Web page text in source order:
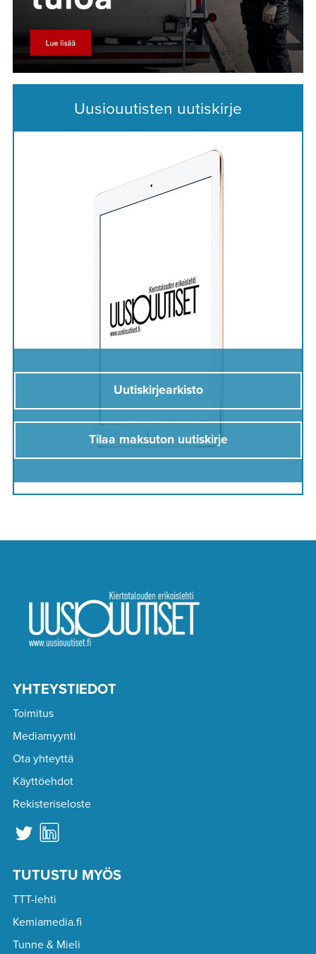
Uusiouutisten uutiskirje
Uutiskirjearkisto
Tilaa maksuton uutiskirje
YHTEYSTIEDOT
Toimitus
Mediamyynti
Ota yhteyttä
Käyttöehdot
Rekisteriseloste
TUTUSTU MYÖS
TTT-lehti
Kemiamedia.fi
Tunne & Mieli